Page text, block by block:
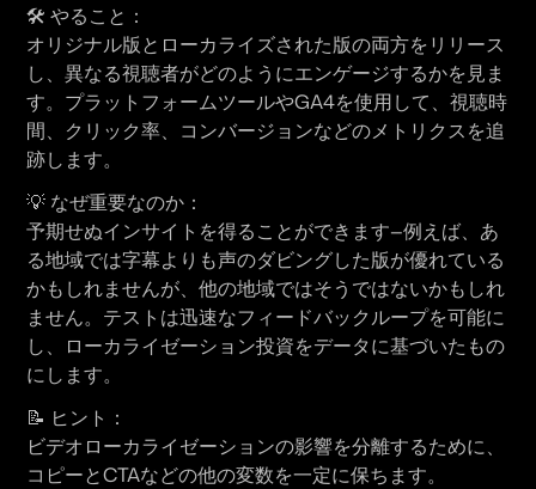
🛠 やること：
オリジナル版とローカライズされた版の両方をリリース
し、異なる視聴者がどのようにエンゲージするかを見ま
す。プラットフォームツールやGA4を使用して、視聴時
間、クリック率、コンバージョンなどのメトリクスを追
跡します。
💡 なぜ重要なのか：
予期せぬインサイトを得ることができます—例えば、あ
る地域では字幕よりも声のダビングした版が優れている
かもしれませんが、他の地域ではそうではないかもしれ
ません。テストは迅速なフィードバックループを可能に
し、ローカライゼーション投資をデータに基づいたもの
にします。
📝 ヒント：
ビデオローカライゼーションの影響を分離するために、
コピーとCTAなどの他の変数を一定に保ちます。